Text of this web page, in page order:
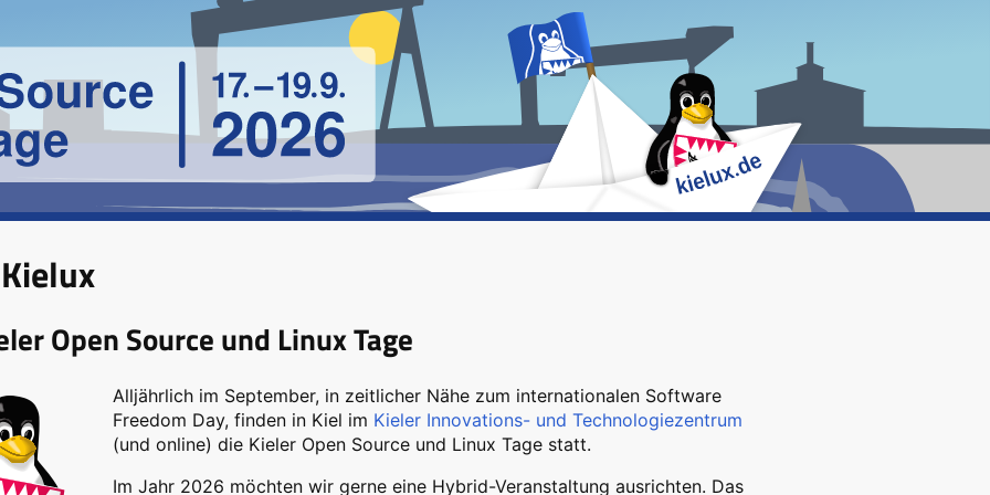
Open Source und Linux Tage
Alljährlich im September, in zeitlicher Nähe zum internationalen Software
Freedom Day, finden in Kiel im Kieler Innovations- und Technologiezentrum
(und online) die Kieler Open Source und Linux Tage statt.
Im Jahr 2026 möchten wir gerne eine Hybrid-Veranstaltung ausrichten. Das